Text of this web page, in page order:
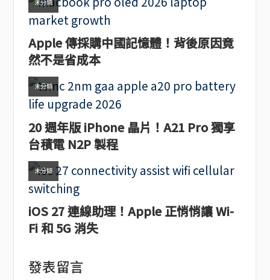
未分類
Apple 傳採購中國記憶體！背後原因竟
然不是省成本
未分類
20 週年版 iPhone 晶片！A21 Pro 獨享
台積電 N2P 製程
未分類
iOS 27 連線助理！Apple 正悄悄讓 Wi-
Fi 和 5G 消失
發表留言